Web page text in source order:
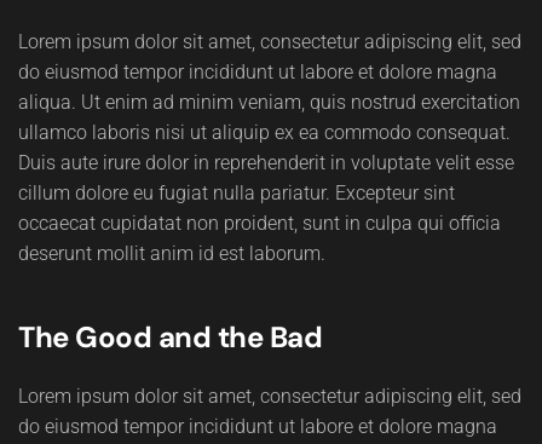
Lorem ipsum dolor sit amet, consectetur adipiscing elit, sed
do eiusmod tempor incididunt ut labore et dolore magna
aliqua. Ut enim ad minim veniam, quis nostrud exercitation
ullamco laboris nisi ut aliquip ex ea commodo consequat.
Duis aute irure dolor in reprehenderit in voluptate velit esse
cillum dolore eu fugiat nulla pariatur. Excepteur sint
occaecat cupidatat non proident, sunt in culpa qui officia
deserunt mollit anim id est laborum.
The Good and the Bad
Lorem ipsum dolor sit amet, consectetur adipiscing elit, sed
do eiusmod tempor incididunt ut labore et dolore magna